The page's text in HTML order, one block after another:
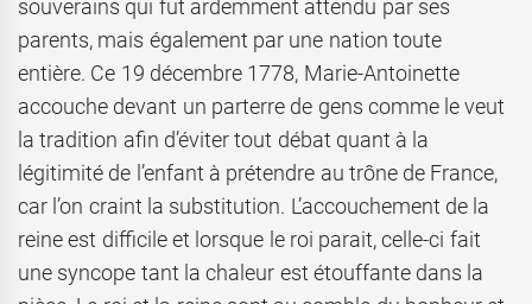
souverains qui fut ardemment attendu par ses
parents, mais également par une nation toute
entière. Ce 19 décembre 1778, Marie-Antoinette
accouche devant un parterre de gens comme le veut
la tradition afin d’éviter tout débat quant à la
légitimité de l’enfant à prétendre au trône de France,
car l’on craint la substitution. L’accouchement de la
reine est difficile et lorsque le roi parait, celle-ci fait
une syncope tant la chaleur est étouffante dans la